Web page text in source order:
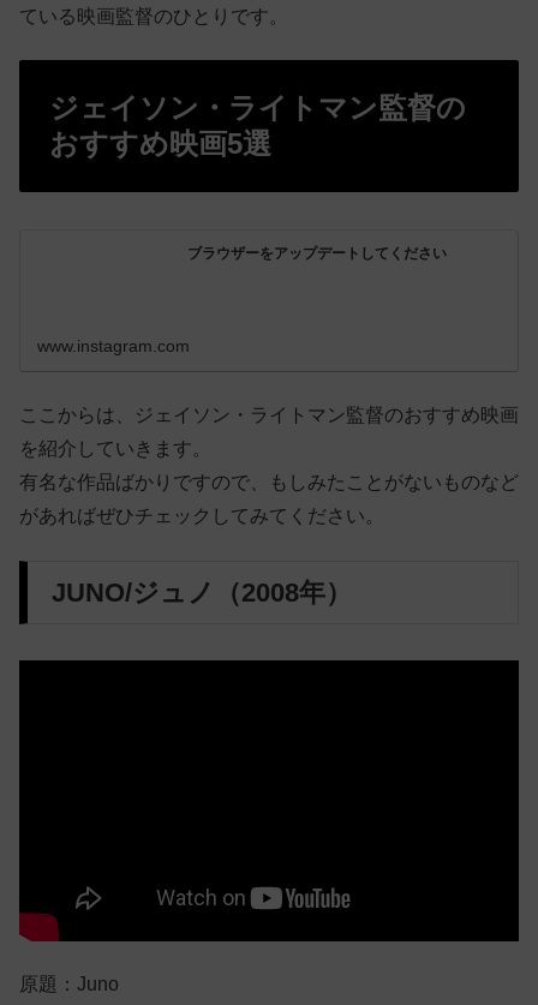
ている映画監督のひとりです。
ジェイソン・ライトマン監督の
おすすめ映画5選
ブラウザーをアップデートしてください
www.instagram.com
ここからは、ジェイソン・ライトマン監督のおすすめ映画
を紹介していきます。
有名な作品ばかりですので、もしみたことがないものなど
があればぜひチェックしてみてください。
JUNO/ジュノ（2008年）
原題：Juno